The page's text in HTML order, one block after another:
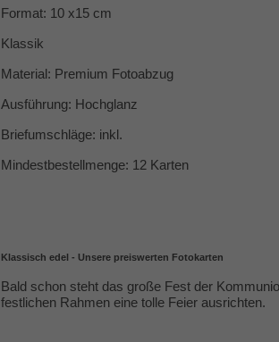
Format: 10 x15 cm
Klassik
Material: Premium Fotoabzug
Ausführung: Hochglanz
Briefumschläge: inkl.
Mindestbestellmenge: 12 Karten
Klassisch edel - Unsere preiswerten Fotokarten
Bald schon steht das große Fest der
festlichen Rahmen eine tolle Feier ausrichten.